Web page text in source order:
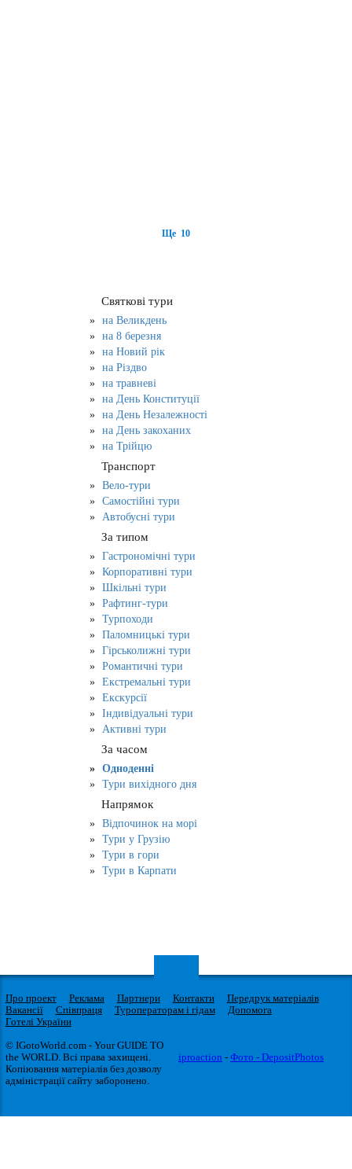
Ще 10
Святкові тури
на Великдень
на 8 березня
на Новий рік
на Різдво
на травневі
на День Конституції
на День Незалежності
на День закоханих
на Трійцю
Транспорт
Вело-тури
Самостійні тури
Автобусні тури
За типом
Гастрономічні тури
Корпоративні тури
Шкільні тури
Рафтинг-тури
Турпоходи
Паломницькі тури
Гірськолижні тури
Романтичні тури
Екстремальні тури
Екскурсії
Індивідуальні тури
Активні тури
За часом
Одноденні
Тури вихідного дня
Напрямок
Відпочинок на морі
Тури у Грузію
Тури в гори
Тури в Карпати
Про проект Реклама Партнери Контакти
Передрук матеріалів
Вакансії
Співпраця Туроператорам і гідам
Допомога
Готелі України
© IGotoWorld.com - Your GUIDE TO
the WORLD. Всі права захищені.
Копіювання матеріалів без дозволу
адміністрації сайту заборонено.
iproaction - Фото - DepositPhotos